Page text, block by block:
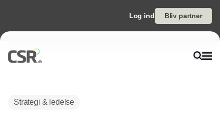
Log ind Bliv partner
Strategi & ledelse